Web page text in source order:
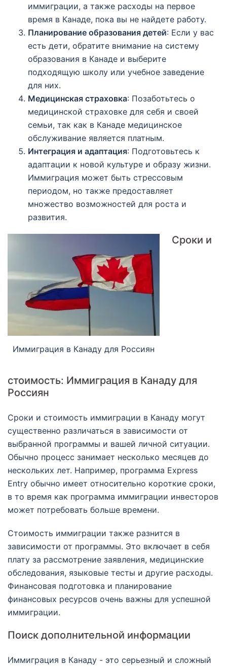
иммиграции, а также расходы на первое
время в Канаде, пока вы не найдете работу.
Планирование образования детей: Если у вас
есть дети, обратите внимание на систему
образования в Канаде и выберите
подходящую школу или учебное заведение
для них.
Медицинская страховка: Позаботьтесь о
медицинской страховке для себя и своей
семьи, так как в Канаде медицинское
обслуживание является платным.
Интеграция и адаптация: Подготовьтесь к
адаптации к новой культуре и образу жизни.
Иммиграция может быть стрессовым
периодом, но также предоставляет
множество возможностей для роста и
развития.
Иммиграция в Канаду для Россиян
Сроки и
стоимость: Иммиграция в Канаду для
Россиян
Сроки и стоимость иммиграции в Канаду могут
существенно различаться в зависимости от
выбранной программы и вашей личной ситуации.
Обычно процесс занимает несколько месяцев до
нескольких лет. Например, программа Express
Entry обычно имеет относительно короткие сроки,
в то время как программа иммиграции инвесторов
может потребовать больше времени.
Стоимость иммиграции также разнится в
зависимости от программы. Это включает в себя
плату за рассмотрение заявления, медицинские
обследования, языковые тесты и другие расходы.
Финансовая подготовка и планирование
финансовых ресурсов очень важны для успешной
иммиграции.
Поиск дополнительной информации
Иммиграция в Канаду - это серьезный и сложный